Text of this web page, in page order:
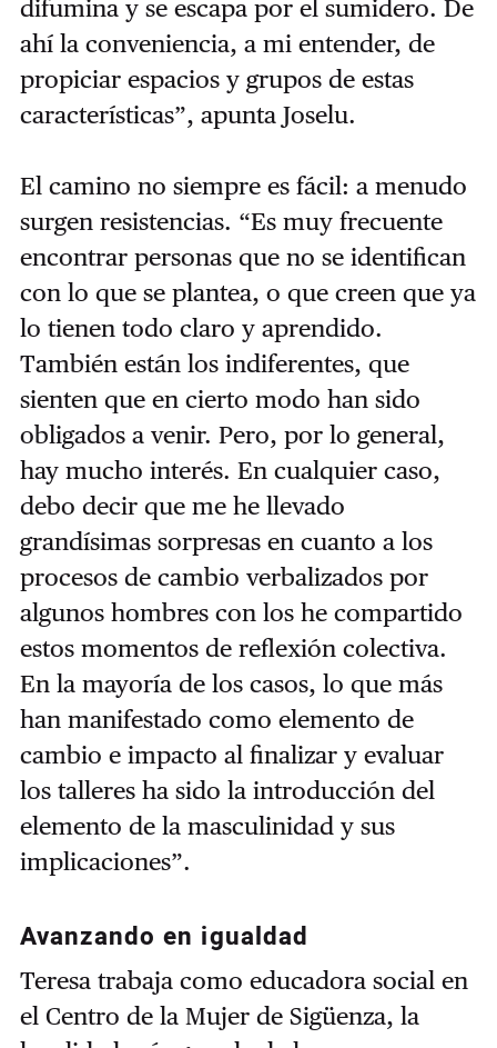
difumina y se escapa por el sumidero. De
ahí la conveniencia, a mi entender, de
propiciar espacios y grupos de estas
características”, apunta Joselu.
El camino no siempre es fácil: a menudo
surgen resistencias. “Es muy frecuente
encontrar personas que no se identifican
con lo que se plantea, o que creen que ya
lo tienen todo claro y aprendido.
También están los indiferentes, que
sienten que en cierto modo han sido
obligados a venir. Pero, por lo general,
hay mucho interés. En cualquier caso,
debo decir que me he llevado
grandísimas sorpresas en cuanto a los
procesos de cambio verbalizados por
algunos hombres con los he compartido
estos momentos de reflexión colectiva.
En la mayoría de los casos, lo que más
han manifestado como elemento de
cambio e impacto al finalizar y evaluar
los talleres ha sido la introducción del
elemento de la masculinidad y sus
implicaciones”.
Avanzando en igualdad
Teresa trabaja como educadora social en
el Centro de la Mujer de Sigüenza, la